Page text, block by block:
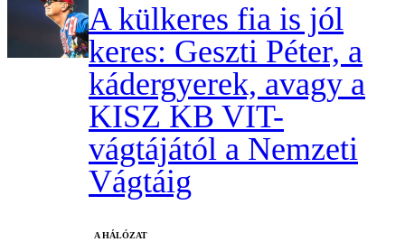
A külkeres fia is jól
keres: Geszti Péter, a
kádergyerek, avagy a
KISZ KB VIT-
vágtájától a Nemzeti
Vágtáig
A HÁLÓZAT